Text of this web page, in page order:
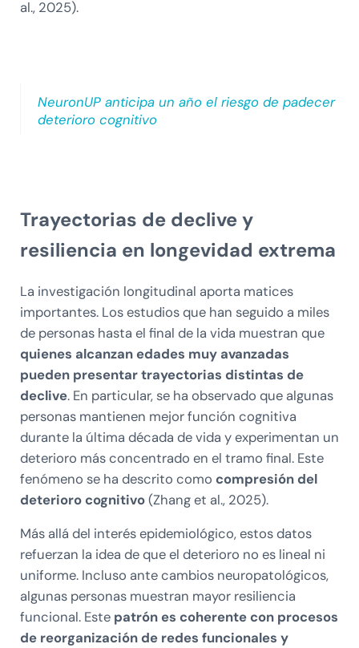
al., 2025).
NeuronUP anticipa un año el riesgo de padecer
deterioro cognitivo
Trayectorias de declive y
resiliencia en longevidad extrema
La investigación longitudinal aporta matices
importantes. Los estudios que han seguido a miles
de personas hasta el final de la vida muestran que
quienes alcanzan edades muy avanzadas
pueden presentar trayectorias distintas de
declive. En particular, se ha observado que algunas
personas mantienen mejor función cognitiva
durante la última década de vida y experimentan un
deterioro más concentrado en el tramo final. Este
fenómeno se ha descrito como compresión del
deterioro cognitivo(Zhang et al., 2025).
Más allá del interés epidemiológico, estos datos
refuerzan la idea de que el deterioro no es lineal ni
uniforme. Incluso ante cambios neuropatológicos,
algunas personas muestran mayor resiliencia
funcional. Este patrón es coherente con procesos
de reorganización de redes funcionales y